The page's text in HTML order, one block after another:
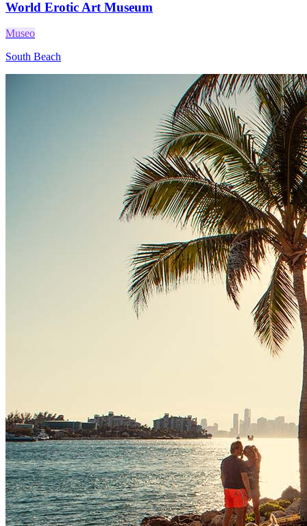
World Erotic Art Museum
Museo
South Beach